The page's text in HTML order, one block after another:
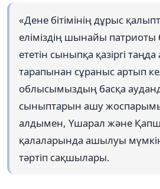
«Дене бітімінің дұрыс
еліміздің шынайы
ететін сыныпқа қазіргі
тарапынан сұраныс артып
облысымыздың басқа
сыныптарын ашу
алдымен, Үшарал және
қалаларында ашылуы
тәртіп сақшылары.